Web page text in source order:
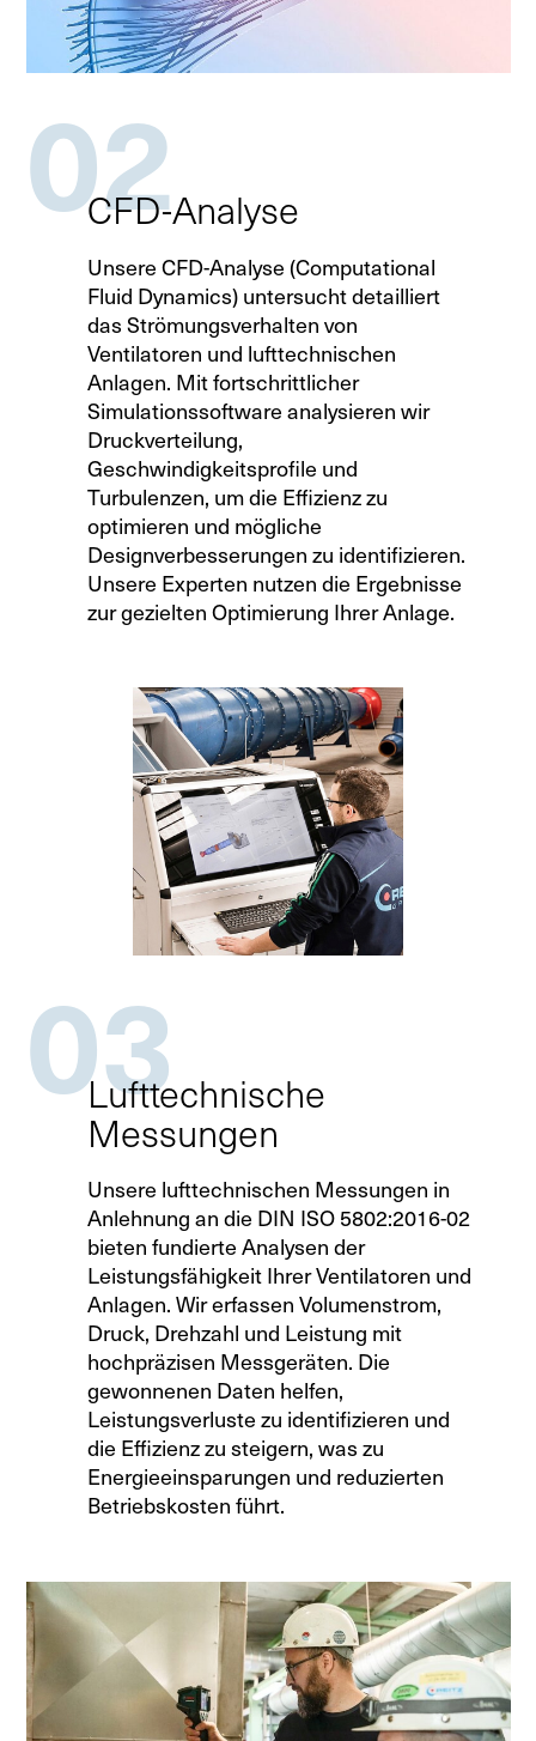
02
CFD-Analyse
Unsere CFD-Analyse (Computational
Fluid Dynamics) untersucht detailliert
das Strömungsverhalten von
Ventilatoren und lufttechnischen
Anlagen. Mit fortschrittlicher
Simulationssoftware analysieren wir
Druckverteilung,
Geschwindigkeitsprofile und
Turbulenzen, um die Effizienz zu
optimieren und mögliche
Designverbesserungen zu identifizieren.
Unsere Experten nutzen die Ergebnisse
zur gezielten Optimierung Ihrer Anlage.
03
Lufttechnische
Messungen
Unsere lufttechnischen Messungen in
Anlehnung an die DIN ISO 5802:2016-02
bieten fundierte Analysen der
Leistungsfähigkeit Ihrer Ventilatoren und
Anlagen. Wir erfassen Volumenstrom,
Druck, Drehzahl und Leistung mit
hochpräzisen Messgeräten. Die
gewonnenen Daten helfen,
Leistungsverluste zu identifizieren und
die Effizienz zu steigern, was zu
Energieeinsparungen und reduzierten
Betriebskosten führt.